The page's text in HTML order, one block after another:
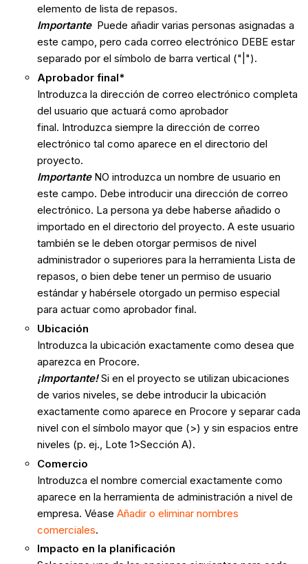
elemento de lista de repasos.
Importante Puede añadir varias personas asignadas a
este campo, pero cada correo electrónico DEBE estar
separado por el símbolo de barra vertical ("|").
Aprobador final*
Introduzca la dirección de correo electrónico completa
del usuario que actuará como aprobador
final. Introduzca siempre la dirección de correo
electrónico tal como aparece en el directorio del
proyecto.
Importante NO introduzca un nombre de usuario en
este campo. Debe introducir una dirección de correo
electrónico. La persona ya debe haberse añadido o
importado en el directorio del proyecto. A este usuario
también se le deben otorgar permisos de nivel
administrador o superiores para la herramienta Lista de
repasos, o bien debe tener un permiso de usuario
estándar y habérsele otorgado un permiso especial
para actuar como aprobador final.
Ubicación
Introduzca la ubicación exactamente como desea que
aparezca en Procore.
¡Importante!Si en el proyecto se utilizan ubicaciones
de varios niveles, se debe introducir la ubicación
exactamente como aparece en Procore y separar cada
nivel con el símbolo mayor que (>) y sin espacios entre
niveles (p. ej., Lote 1>Sección A).
Comercio
Introduzca el nombre comercial exactamente como
aparece en la herramienta de administración a nivel de
empresa. Véase Añadir o eliminar nombres
comerciales.
Impacto en la planificación